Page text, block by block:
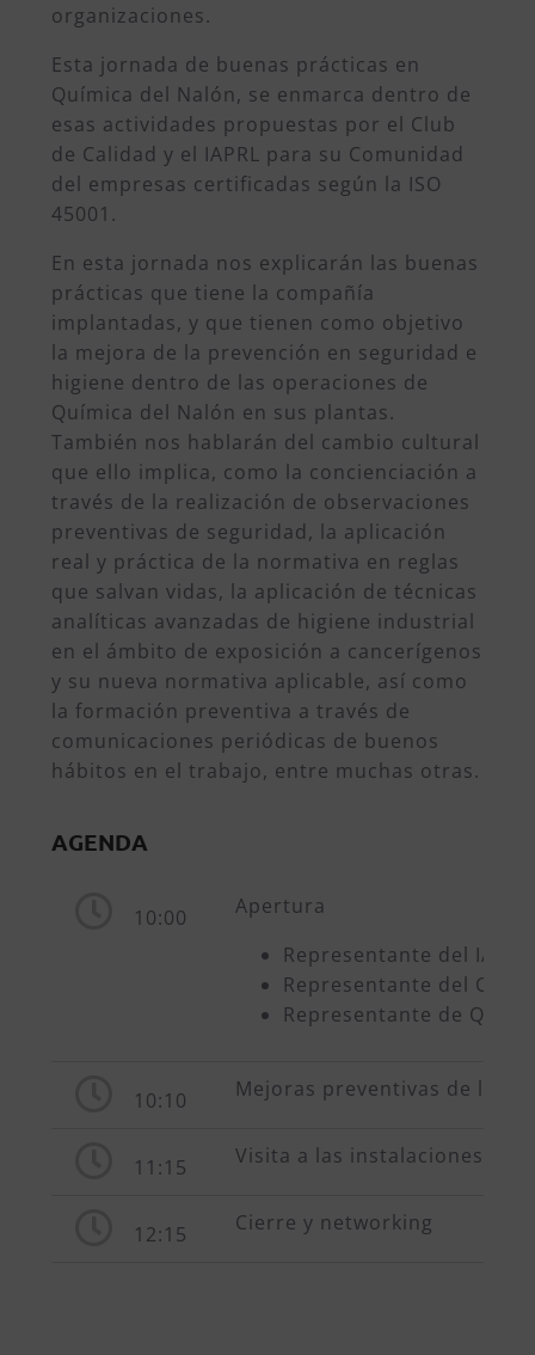
organizaciones.
Esta jornada de buenas prácticas en
Química del Nalón, se enmarca dentro de
esas actividades propuestas por el Club
de Calidad y el IAPRL para su Comunidad
del empresas certificadas según la ISO
45001.
En esta jornada nos explicarán las buenas
prácticas que tiene la compañía
implantadas, y que tienen como objetivo
la mejora de la prevención en seguridad e
higiene dentro de las operaciones de
Química del Nalón en sus plantas.
También nos hablarán del cambio cultural
que ello implica, como la concienciación a
través de la realización de observaciones
preventivas de seguridad, la aplicación
real y práctica de la normativa en reglas
que salvan vidas, la aplicación de técnicas
analíticas avanzadas de higiene industrial
en el ámbito de exposición a cancerígenos
y su nueva normativa aplicable, así como
la formación preventiva a través de
comunicaciones periódicas de buenos
hábitos en el trabajo, entre muchas otras.
AGENDA
10:00
Apertura
Representante del IAPRL
Representante del Club
Representante de
10:10 Mejoras preventivas de la
11:15 Visita a las instalaciones
12:15 Cierre y networking